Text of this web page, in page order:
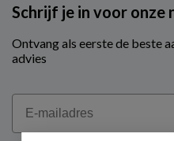
Schrijf je in voor onze
Ontvang als eerste de beste
advies
Email